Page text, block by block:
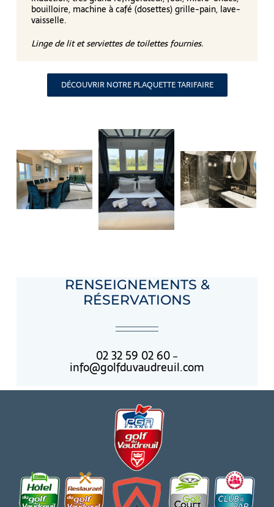
bouilloire, machine à café (dosettes) grille-pain, lave-
vaisselle.
Linge de lit et serviettes de toilettes fournies.
DÉCOUVRIR NOTRE PLAQUETTE TARIFAIRE
RENSEIGNEMENTS &
RÉSERVATIONS
02 32 59 02 60 –
info@golfduvaudreuil.com